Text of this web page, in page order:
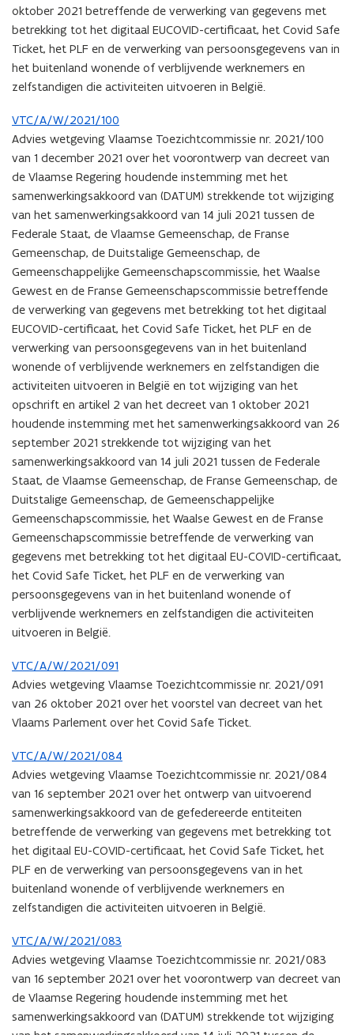
oktober 2021 betreffende de verwerking van gegevens met
betrekking tot het digitaal EUCOVID-certificaat, het Covid Safe
Ticket, het PLF en de verwerking van persoonsgegevens van in
het buitenland wonende of verblijvende werknemers en
zelfstandigen die activiteiten uitvoeren in België.
VTC/A/W/2021/100
Advies wetgeving Vlaamse Toezichtcommissie nr. 2021/100
van 1 december 2021 over het voorontwerp van decreet van
de Vlaamse Regering houdende instemming met het
samenwerkingsakkoord van (DATUM) strekkende tot wijziging
van het samenwerkingsakkoord van 14 juli 2021 tussen de
Federale Staat, de Vlaamse Gemeenschap, de Franse
Gemeenschap, de Duitstalige Gemeenschap, de
Gemeenschappelijke Gemeenschapscommissie, het Waalse
Gewest en de Franse Gemeenschapscommissie betreffende
de verwerking van gegevens met betrekking tot het digitaal
EUCOVID-certificaat, het Covid Safe Ticket, het PLF en de
verwerking van persoonsgegevens van in het buitenland
wonende of verblijvende werknemers en zelfstandigen die
activiteiten uitvoeren in België en tot wijziging van het
opschrift en artikel 2 van het decreet van 1 oktober 2021
houdende instemming met het samenwerkingsakkoord van 26
september 2021 strekkende tot wijziging van het
samenwerkingsakkoord van 14 juli 2021 tussen de Federale
Staat, de Vlaamse Gemeenschap, de Franse Gemeenschap, de
Duitstalige Gemeenschap, de Gemeenschappelijke
Gemeenschapscommissie, het Waalse Gewest en de Franse
Gemeenschapscommissie betreffende de verwerking van
gegevens met betrekking tot het digitaal EU-COVID-certificaat,
het Covid Safe Ticket, het PLF en de verwerking van
persoonsgegevens van in het buitenland wonende of
verblijvende werknemers en zelfstandigen die activiteiten
uitvoeren in België.
VTC/A/W/2021/091
Advies wetgeving Vlaamse Toezichtcommissie nr. 2021/091
van 26 oktober 2021 over het voorstel van decreet van het
Vlaams Parlement over het Covid Safe Ticket.
VTC/A/W/2021/084
Advies wetgeving Vlaamse Toezichtcommissie nr. 2021/084
van 16 september 2021 over het ontwerp van uitvoerend
samenwerkingsakkoord van de gefedereerde entiteiten
betreffende de verwerking van gegevens met betrekking tot
het digitaal EU-COVID-certificaat, het Covid Safe Ticket, het
PLF en de verwerking van persoonsgegevens van in het
buitenland wonende of verblijvende werknemers en
zelfstandigen die activiteiten uitvoeren in België.
VTC/A/W/2021/083
Advies wetgeving Vlaamse Toezichtcommissie nr. 2021/083
van 16 september 2021 over het voorontwerp van decreet van
de Vlaamse Regering houdende instemming met het
samenwerkingsakkoord van (DATUM) strekkende tot wijziging